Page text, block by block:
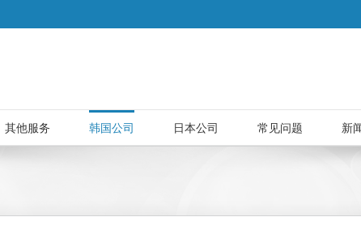
其他服务 韩国公司 日本公司 常见问题 新